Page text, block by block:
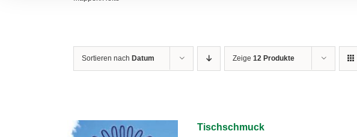
Sortieren nach Datum Zeige 12 Produkte
Tischschmuck